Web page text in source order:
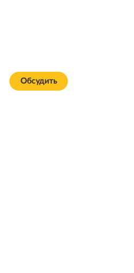
Обсудить